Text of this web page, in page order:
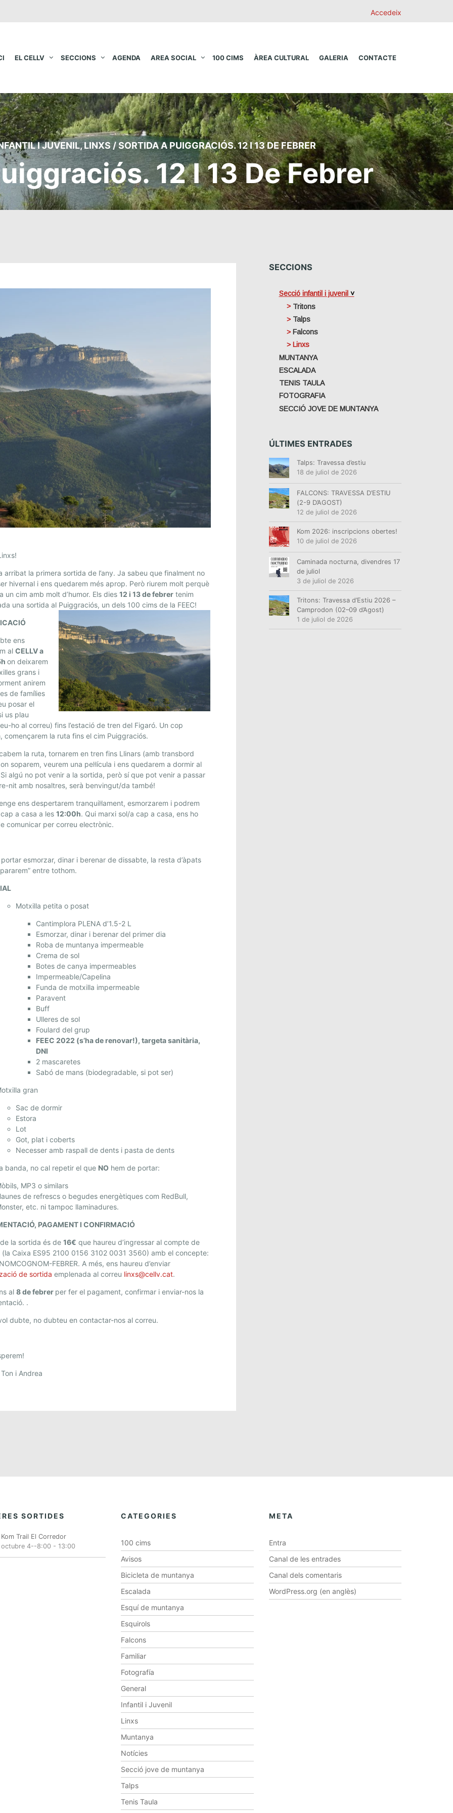
Accedeix
EL CELLV SECCIONS AGENDA AREA SOCIAL 100 CIMS ÀREA CULTURAL GALERIA CONTACTE
I JUVENIL,LINXS /SORTIDA A PUIGGRACIÓS. 12 I 13 DE FEBRER
12 I 13 De Febrer
arribat la primera sortida de l’any. Ja sabeu que finalment no
hivernal i ens quedarem més aprop. Però riurem molt perquè
un cim amb molt d’humor. Els dies12 i 13 de febrer tenim
una sortida al Puiggraciós, un dels 100 cims de la FEEC!
ens
alCELLV a
on deixarem
grans i
anirem
de famílies
posar el
us plau
ho al correu) fins l’estació de tren del Figaró. Un cop
començarem la ruta fins el cim Puiggraciós.
la ruta, tornarem en tren fins Llinars (amb transbord
soparem, veurem una pel·lícula i ens quedarem a dormir al
algú no pot venir a la sortida, però sí que pot venir a passar
nit amb nosaltres, serà benvingut/da també!
ens despertarem tranquil·lament, esmorzarem i podrem
a casa a les12:00h. Qui marxi sol/a cap a casa, ens ho
comunicar per correu electrònic.
esmorzar, dinar i berenar de dissabte, la resta d’àpats
entre tothom.
Motxilla petita o posat
Cantimplora PLENA d’1.5-2 L
Esmorzar, dinar i berenar del primer dia
Roba de muntanya impermeable
Crema de sol
Botes de canya impermeables
Impermeable/Capelina
Funda de motxilla impermeable
Paravent
Buff
Ulleres de sol
Foulard del grup
FEEC 2022 (s’ha de renovar!), targeta sanitària,
DNI
2 mascaretes
Sabó de mans (biodegradable, si pot ser)
gran
Sac de dormir
Estora
Lot
Got, plat i coberts
Necesser amb raspall de dents i pasta de dents
banda, no cal repetir el que NO hem de portar:
MP3 o similars
de refrescs o begudes energètiques com RedBull,
etc. ni tampoc llaminadures.
PAGAMENT I CONFIRMACIÓ
la sortida és de16€ que haureu d’ingressar al compte de
(la Caixa ES95 2100 0156 3102 0031 3560) amb el concepte:
FEBRER. A més, ens haureu d’enviar
de sortida emplenada al correu linxs@cellv.cat.
al8 de febrer per fer el pagament, confirmar i enviar-nos la
.
dubte, no dubteu en contactar-nos al correu.
i Andrea
SECCIONS
Secció infantil i juvenil
Tritons
Talps
Falcons
Linxs
MUNTANYA
ESCALADA
TENIS TAULA
FOTOGRAFIA
SECCIÓ JOVE DE MUNTANYA
ÚLTIMES ENTRADES
Talps: Travessa d’estiu
18 de juliol de 2026
FALCONS: TRAVESSA D’ESTIU
(2-9 D’AGOST)
12 de juliol de 2026
Kom 2026: inscripcions obertes!
10 de juliol de 2026
Caminada nocturna, divendres 17
de juliol
3 de juliol de 2026
Tritons: Travessa d’Estiu 2026 –
Camprodon (02–09 d’Agost)
1 de juliol de 2026
SORTIDES
Kom Trail El Corredor
octubre 4--8:00- 13:00
CATEGORIES
100 cims
Avisos
Bicicleta de muntanya
Escalada
Esquí de muntanya
Esquirols
Falcons
Familiar
Fotografía
General
Infantil i Juvenil
Linxs
Muntanya
Notícies
Secció jove de muntanya
Talps
Tenis Taula
META
Entra
Canal de les entrades
Canal dels comentaris
WordPress.org (en anglès)